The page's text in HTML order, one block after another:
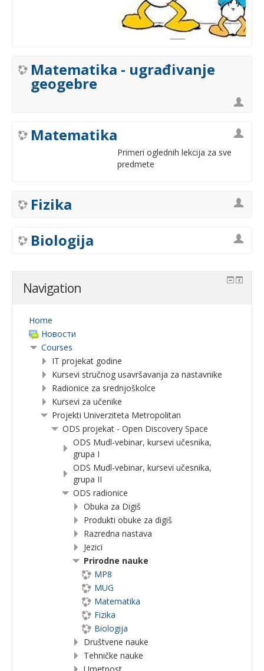
Matematika - ugrađivanje
geogebre
Matematika
Primeri oglednih lekcija za sve
predmete
Fizika
Biologija
Navigation
Home
Новости
Courses
IT projekat godine
Kursevi stručnog usavršavanja za nastavnike
Radionice za srednjoškolce
Kursevi za učenike
Projekti Univerziteta Metropolitan
ODS projekat - Open Discovery Space
ODS Mudl-vebinar, kursevi učesnika,
grupa I
ODS Mudl-vebinar, kursevi učesnika,
grupa II
ODS radionice
Obuka za Digiš
Produkti obuke za digiš
Razredna nastava
Jezici
Prirodne nauke
MP8
MUG
Matematika
Fizika
Biologija
Društvene nauke
Tehničke nauke